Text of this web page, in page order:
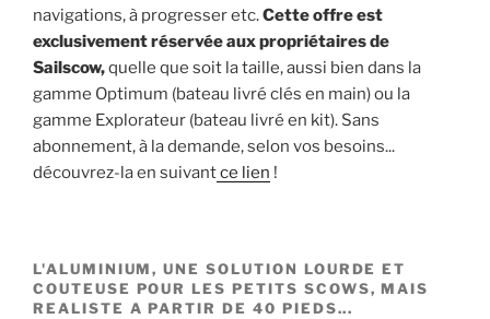
navigations, à progresser etc.Cette offre est
exclusivement réservée aux propriétaires de
Sailscow,quelle que soit la taille, aussi bien dans la
gamme Optimum (bateau livré clés en main) ou la
gamme Explorateur (bateau livré en kit). Sans
abonnement, à la demande, selon vos besoins...
découvrez-la en suivantce lien !
L'ALUMINIUM, UNE SOLUTION LOURDE ET
COUTEUSE POUR LES PETITS SCOWS, MAIS
REALISTE A PARTIR DE 40 PIEDS...